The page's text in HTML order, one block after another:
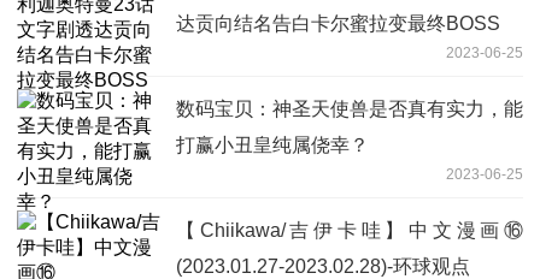
达贡向结名告白卡尔蜜拉变最终BOSS
2023-06-25
数码宝贝：神圣天使兽是否真有实力，能
打赢小丑皇纯属侥幸？
2023-06-25
【Chiikawa/吉伊卡哇】中文漫画⑯
(2023.01.27-2023.02.28)-环球观点